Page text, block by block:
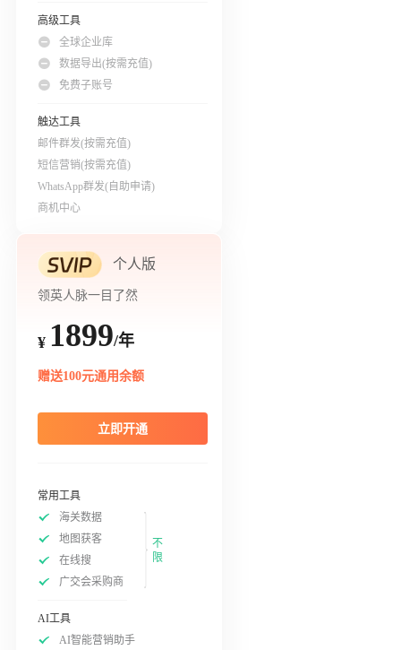
高级工具
全球企业库
数据导出(按需充值)
免费子账号
触达工具
邮件群发(按需充值)
短信营销(按需充值)
WhatsApp群发(自助申请)
商机中心
个人版
领英人脉一目了然
¥ 1899/年
赠送100元通用余额
立即开通
常用工具
海关数据
地图获客
在线搜
广交会采购商
不
限
AI工具
AI智能营销助手